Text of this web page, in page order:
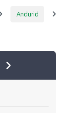
Andurid